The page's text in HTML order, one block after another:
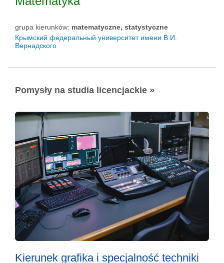
grupa kierunków: matematyczne, statystyczne
Крымский федеральный университет имени В.И.
Вернадского
Pomysły na studia licencjackie »
Kierunek grafika i specjalność techniki